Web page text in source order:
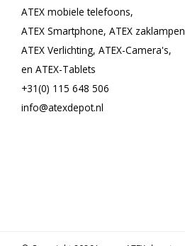
ATEX mobiele telefoons,
ATEX Smartphone, ATEX zaklampen
ATEX Verlichting, ATEX-Camera's,
en ATEX-Tablets
+31(0) 115 648 506
info@atexdepot.nl